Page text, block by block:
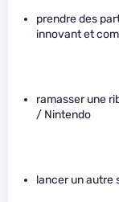
prendre des
innovant et
ramasser une
/ Nintendo
lancer un autre